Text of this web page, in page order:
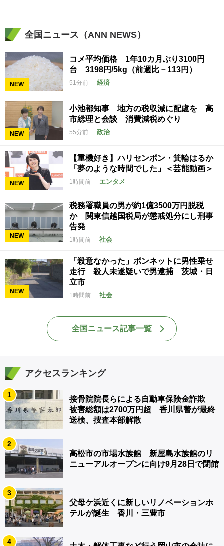
全国ニュース（ANN NEWS）
NEW
コメ平均価格 1年10カ月ぶり3100円
台 3198円/5kg（前週比－113円）
51分前 経済
NEW
小池都知事 地方の税収減に配慮を 高
市総理と会談 消費減税めぐり
55分前 政治
NEW
【重機好き】ハリセンボン・箕輪はるか
「夢のような時間でした」＜芸能動画＞
1時間前 エンタメ
NEW
税務署職員の男が約1億3500万円脱税
か 関東信越国税局が懲戒処分にし刑事
告発
1時間前 社会
NEW
「殺意なかった」ボンネットに男性乗せ
走行 殺人未遂疑いで男逮捕 茨城・日
立市
1時間前 社会
全国ニュース記事一覧
アクセスランキング
1
接骨院院長らによる自動車保険金詐欺
被害総額は2700万円超 香川県警が最終
送検、捜査本部解散
2
高松市の市場水族館 新屋島水族館のリ
ニューアルオープンに向け9月28日で閉館
3
父母ケ浜近くに新しいリノベーションホ
テルが誕生 香川・三豊市
4